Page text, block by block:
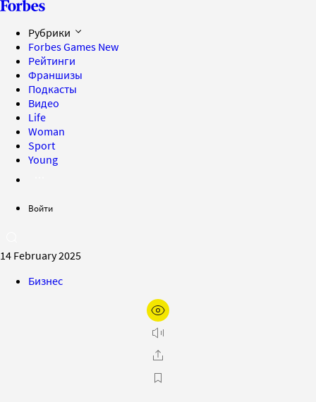
Рубрики
Forbes Games New
Рейтинги
Франшизы
Подкасты
Видео
Life
Woman
Sport
Young
Войти
14 February 2025
Бизнес